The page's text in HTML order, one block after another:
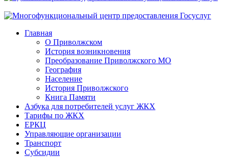
Главная
О Приволжском
История возникновения
Преобразование Приволжского МО
География
Население
История Приволжского
Книга Памяти
Азбука для потребителей услуг ЖКХ
Тарифы по ЖКХ
ЕРКЦ
Управляющие организации
Транспорт
Субсидии